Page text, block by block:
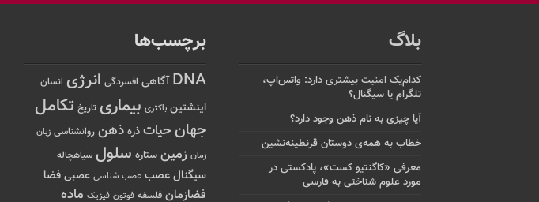
بلاگ
کدام‌یک امنیت بیشتری دارد: واتس‌اپ،
تلگرام یا سیگنال؟
آیا چیزی به نام ذهن وجود دارد؟
خطاب به همه‌ی دوستان قرنطینه‌نشین
معرفی «کاگنتیو کست»، پادکستی در
مورد علوم شناختی به فارسی
برچسب‌ها
DNA آگاهی افسردگی انرژی انسان
اینشتین باکتری بیماری تاریخ تکامل
جهانحیات ذره ذهن روانشناسی زبان
زمان زمین ستاره سلول سیاهچاله
سیگنالعصب عصب شناسی عصبی فضا
فضازمان فلسفه فوتون فیزیک ماده